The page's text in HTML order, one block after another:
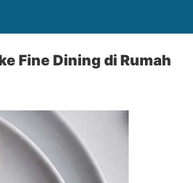
Fine Dining di Rumah